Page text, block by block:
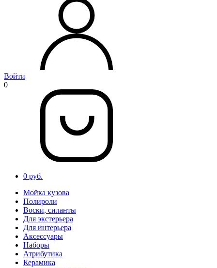
Войти
0
0 руб.
Мойка кузова
Полироли
Воски, силанты
Для экстерьера
Для интерьера
Аксессуары
Наборы
Атрибутика
Керамика